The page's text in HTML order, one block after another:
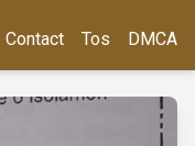
Contact Tos DMCA